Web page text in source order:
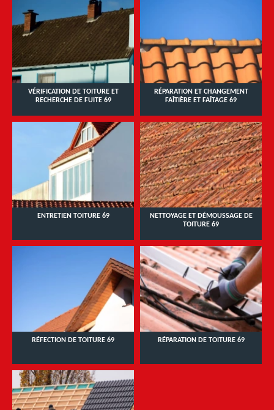
VÉRIFICATION DE TOITURE ET
RECHERCHE DE FUITE 69
RÉPARATION ET CHANGEMENT
FAÎTIÈRE ET FAÎTAGE 69
ENTRETIEN TOITURE 69
NETTOYAGE ET DÉMOUSSAGE DE
TOITURE 69
RÉFECTION DE TOITURE 69 RÉPARATION DE TOITURE 69